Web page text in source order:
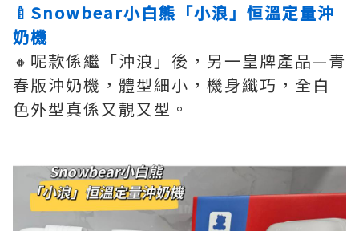
🍼Snowbear小白熊「小浪」恒溫定量沖
奶機
🔸️呢款係繼「沖浪」後，另一皇牌產品—青
春版沖奶機，體型細小，機身纖巧，全白
色外型真係又靚又型。